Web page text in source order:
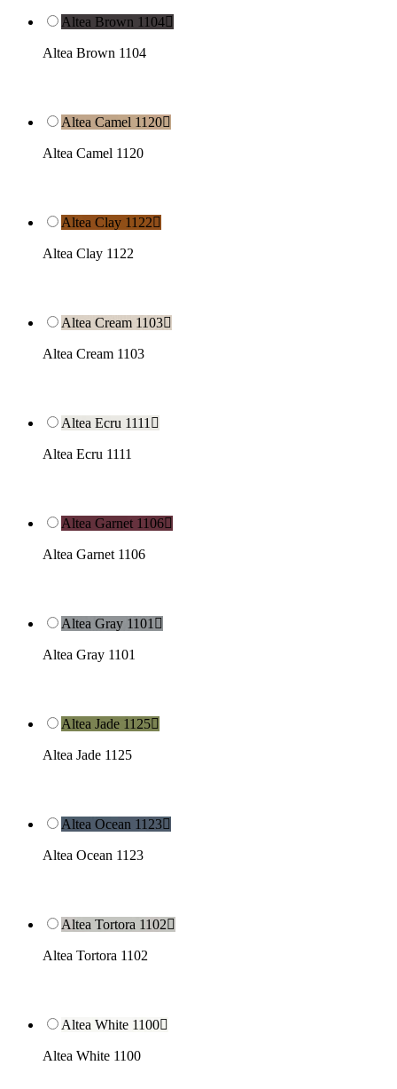
Altea Brown 1104
Altea Brown 1104
Altea Camel 1120
Altea Camel 1120
Altea Clay 1122
Altea Clay 1122
Altea Cream 1103
Altea Cream 1103
Altea Ecru 1111 
Altea Ecru 1111
Altea Garnet 1106
Altea Garnet 1106
Altea Gray 1101 
Altea Gray 1101
Altea Jade 1125
Altea Jade 1125
Altea Ocean 1123
Altea Ocean 1123
Altea Tortora 1102
Altea Tortora 1102
Altea White 1100
Altea White 1100